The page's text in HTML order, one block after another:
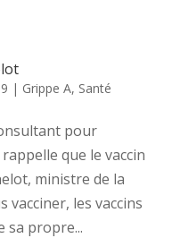
| Grippe A, Santé
pour
que le vaccin
ministre de la
vacciner, les vaccins
sa propre...